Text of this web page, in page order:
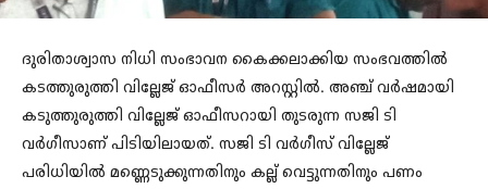
ദുരിതാശ്വാസ നിധി സംഭാവന കൈക്കലാക്കിയ സംഭവത്തിൽ
കടത്തുരുത്തി വില്ലേജ് ഓഫീസർ അറസ്റ്റിൽ. അഞ്ച് വർഷമായി
കടുത്തുരുത്തി വില്ലേജ് ഓഫീസറായി തുടരുന്ന സജി ടി
വർഗീസാണ് പിടിയിലായത്. സജി ടി വർഗീസ് വില്ലേജ്
പരിധിയിൽ മണ്ണെടുക്കുന്നതിനും കല്ല് വെട്ടുന്നതിനും പണം